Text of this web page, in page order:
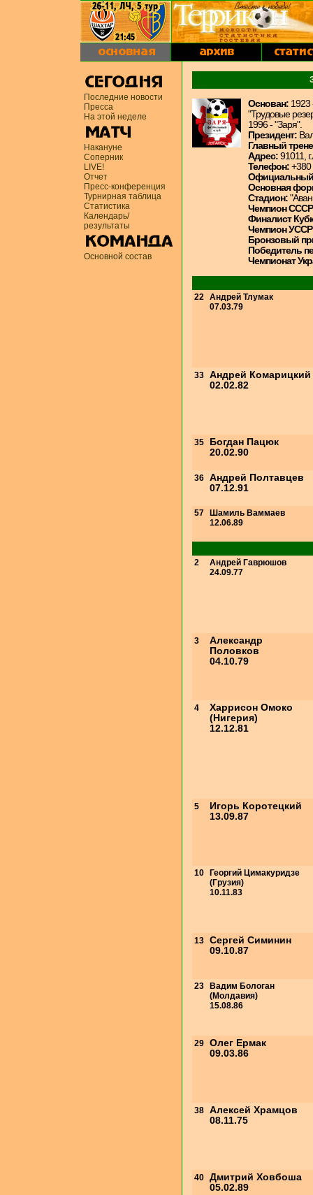
Последние новости
Пресса
На этой неделе
Накануне
Соперник
LIVE!
Отчет
Пресс-конференция
Турнирная таблица
Статистика
Календарь/
результаты
Основной состав
Основан: 1923
"Трудовые
1996 - "Заря".
Президент:
Главный
Адрес: 91011,
Телефон: +380
Основная
Стадион:
Чемпион СССР
Финалист
Чемпион УССР
Бронзовый
Победитель
Чемпионат
22 Андрей Тлумак
07.03.79
33 Андрей Комарицкий
02.02.82
35
Богдан Пацюк
20.02.90
36 Андрей Полтавцев
07.12.91
57
Шамиль Ваммаев
12.06.89
2
Андрей Гаврюшов
24.09.77
3
Александр
Половков
04.10.79
4
Харрисон Омоко
(Нигерия)
12.12.81
5
Игорь Коротецкий
13.09.87
10
Георгий Цимакуридзе
(Грузия)
10.11.83
13 Сергей Симинин
09.10.87
23
Вадим Бологан
(Молдавия)
15.08.86
29 Олег Ермак
09.03.86
38 Алексей Храмцов
08.11.75
40 Дмитрий Ховбоша
05.02.89